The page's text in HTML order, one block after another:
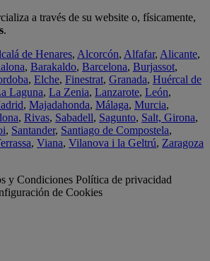
a través de su website o, físicamente,
.
de Henares, Alcorcón, Alfafar, Alicante,
, Barakaldo, Barcelona, Burjassot,
, Elche, Finestrat, Granada, Huércal de
Laguna, La Zenia, Lanzarote, León,
, Majadahonda, Málaga, Murcia,
, Rivas, Sabadell, Sagunto, Salt, Girona,
, Santander, Santiago de Compostela,
, Viana, Vilanova i la Geltrú, Zaragoza
y Condiciones Política de privacidad
de Cookies